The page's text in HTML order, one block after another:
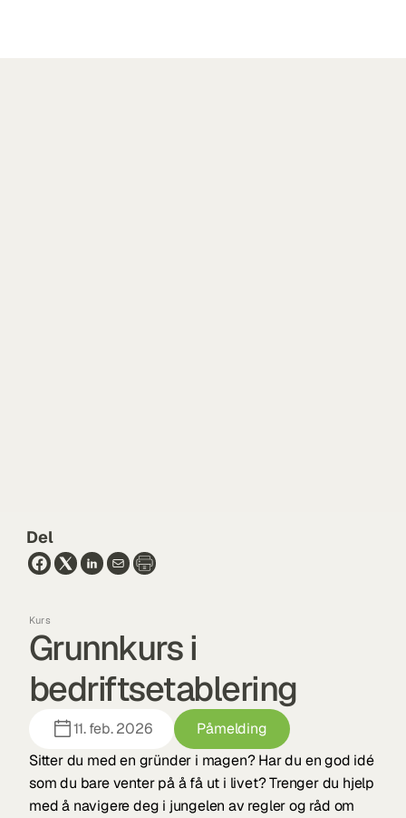
Del
Kurs
Grunnkurs i
bedriftsetablering
11. feb. 2026
Påmelding
Sitter du med en gründer i magen? Har du en god idé
som du bare venter på å få ut i livet? Trenger du hjelp
med å navigere deg i jungelen av regler og råd om